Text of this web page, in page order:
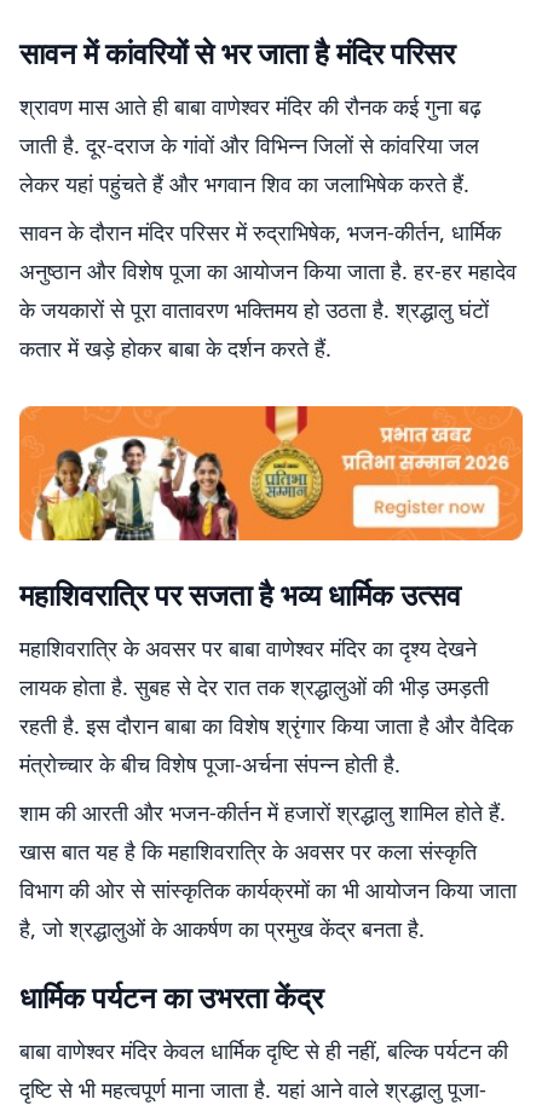
सावन में कांवरियों से भर जाता है मंदिर परिसर
श्रावण मास आते ही बाबा वाणेश्वर मंदिर की रौनक कई गुना बढ़
जाती है. दूर-दराज के गांवों और विभिन्न जिलों से कांवरिया जल
लेकर यहां पहुंचते हैं और भगवान शिव का जलाभिषेक करते हैं.
सावन के दौरान मंदिर परिसर में रुद्राभिषेक, भजन-कीर्तन, धार्मिक
अनुष्ठान और विशेष पूजा का आयोजन किया जाता है. हर-हर महादेव
के जयकारों से पूरा वातावरण भक्तिमय हो उठता है. श्रद्धालु घंटों
कतार में खड़े होकर बाबा के दर्शन करते हैं.
महाशिवरात्रि पर सजता है भव्य धार्मिक उत्सव
महाशिवरात्रि के अवसर पर बाबा वाणेश्वर मंदिर का दृश्य देखने
लायक होता है. सुबह से देर रात तक श्रद्धालुओं की भीड़ उमड़ती
रहती है. इस दौरान बाबा का विशेष श्रृंगार किया जाता है और वैदिक
मंत्रोच्चार के बीच विशेष पूजा-अर्चना संपन्न होती है.
शाम की आरती और भजन-कीर्तन में हजारों श्रद्धालु शामिल होते हैं.
खास बात यह है कि महाशिवरात्रि के अवसर पर कला संस्कृति
विभाग की ओर से सांस्कृतिक कार्यक्रमों का भी आयोजन किया जाता
है, जो श्रद्धालुओं के आकर्षण का प्रमुख केंद्र बनता है.
धार्मिक पर्यटन का उभरता केंद्र
बाबा वाणेश्वर मंदिर केवल धार्मिक दृष्टि से ही नहीं, बल्कि पर्यटन की
दृष्टि से भी महत्वपूर्ण माना जाता है. यहां आने वाले श्रद्धालु पूजा-